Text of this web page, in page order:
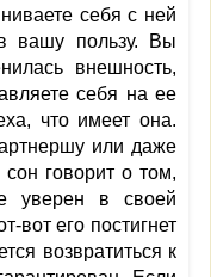
себя с ней
вашу пользу. Вы
внешность,
себя на ее
что имеет она.
или даже
говорит о том,
уверен в своей
вот его постигнет
возвратиться к